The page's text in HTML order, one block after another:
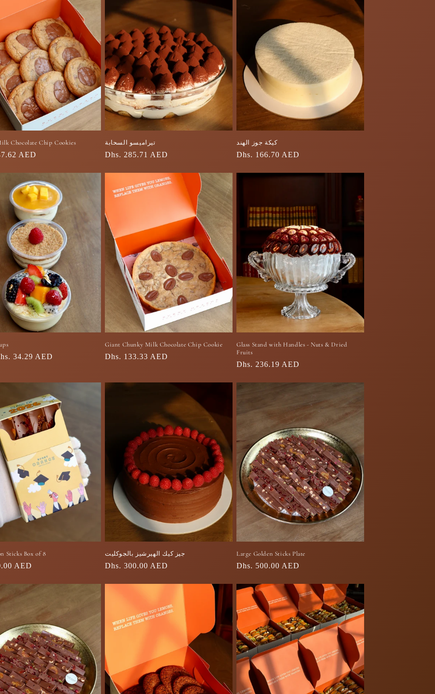
Chocolate Chip Cookies
AED
تيراميسو السحابة
السعر
Dhs. 285.71 AED
كيكة جوز الهند
السعر
Dhs. 166.70 AED
34.29 AED
Giant Chunky Milk Chocolate Chip Cookie
السعر
Dhs. 133.33 AED
Glass Stand with Handles - Nuts & Dried
Fruits
السعر
Dhs. 236.19 AED
Sticks Box of 8
AED
جيز كيك الهيرشيز بالجوكليت
السعر
Dhs. 300.00 AED
Large Golden Sticks Plate
السعر
Dhs. 500.00 AED